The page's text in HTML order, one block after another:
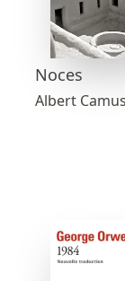
Noces
Albert Camus